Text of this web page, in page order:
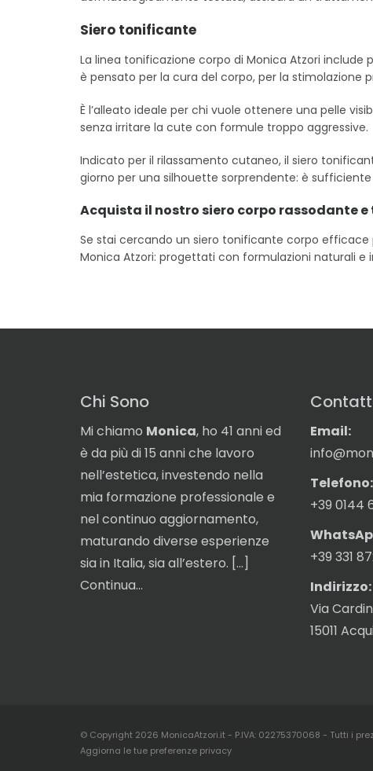
Siero tonificante
La linea tonificazione corpo di Monica Atzori
è pensato per la cura del corpo, per la
È l’alleato ideale per chi vuole ottenere una pelle
senza irritare la cute con formule troppo aggressive.
Indicato per il rilassamento cutaneo, il siero
giorno per una silhouette sorprendente: è
Acquista il nostro siero corpo rassodante
Se stai cercando un siero tonificante corpo
Monica Atzori: progettati con formulazioni naturali e
Chi Sono
Mi chiamo Monica, ho 41 anni ed
è da più di 15 anni che lavoro
nell’estetica, investendo nella
mia formazione professionale e
nel continuo aggiornamento,
maturando diverse esperienze
sia in Italia, sia all’estero. […]
Continua…
Email:
Telefono:
+39 0144
+39 331
Indirizzo:
Via
15011
© Copyright 2026 MonicaAtzori.it- P.IVA: 02275370068 - Tutti i
Aggiorna le tue preferenze privacy